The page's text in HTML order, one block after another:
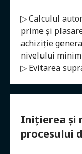
▷ Calculul
prime și
achiziție
nivelului minim
▷ Evitarea
Inițierea și
procesului